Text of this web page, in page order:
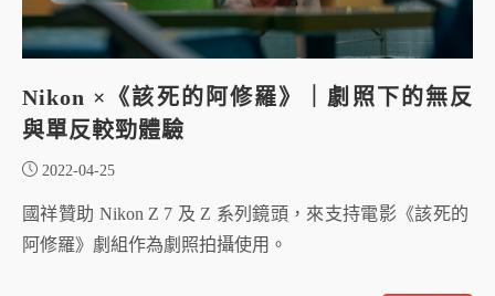
Nikon ×《該死的阿修羅》｜劇照下的無反
與單反較勁體驗
2022-04-25
國祥贊助 Nikon Z 7 及 Z 系列鏡頭，來支持電影《該死的
阿修羅》劇組作為劇照拍攝使用。